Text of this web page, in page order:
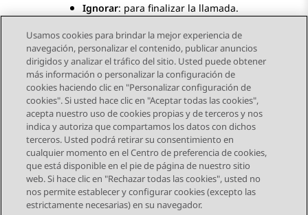
Ignorar: para finalizar la llamada.
Send Feedback
Navegación de tema
Tema anterior Tema siguiente
STAY CONNECTED
Usamos cookies para brindar la mejor experiencia de
navegación, personalizar el contenido, publicar anuncios
dirigidos y analizar el tráfico del sitio. Usted puede obtener
más información o personalizar la configuración de
cookies haciendo clic en "Personalizar configuración de
cookies". Si usted hace clic en "Aceptar todas las cookies",
acepta nuestro uso de cookies propias y de terceros y nos
indica y autoriza que compartamos los datos con dichos
terceros. Usted podrá retirar su consentimiento en
cualquier momento en el Centro de preferencia de cookies,
que está disponible en el pie de página de nuestro sitio
web. Si hace clic en "Rechazar todas las cookies", usted no
nos permite establecer y configurar cookies (excepto las
estrictamente necesarias) en su navegador.